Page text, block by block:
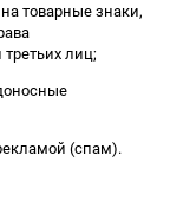
товарные знаки,
лиц;
(спам).